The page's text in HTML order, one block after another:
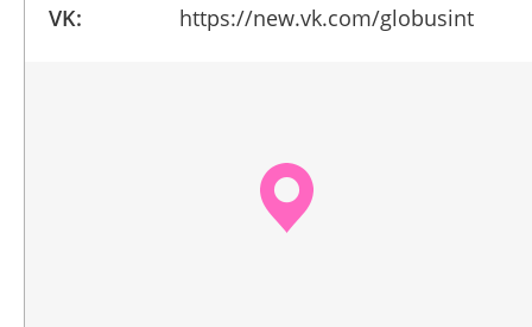
VK:
https://new.vk.com/globusint